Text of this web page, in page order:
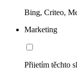
Bing, Criteo,
Marketing
Přijetím těchto